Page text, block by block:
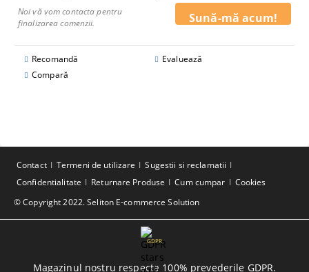
Noi vă vom contacta pentru
finalizarea comenzii.
Recomandă
Evaluează
Compară
© Copyright 2022. Seliton E-commerce Solution
Contact Termeni de utilizare
Sugestii si reclamatii
Confidentialitate
Returnare Produse Cum cumpar Cookies
GDPR
Magazinul nostru respecta 100% prevederile GDPR.